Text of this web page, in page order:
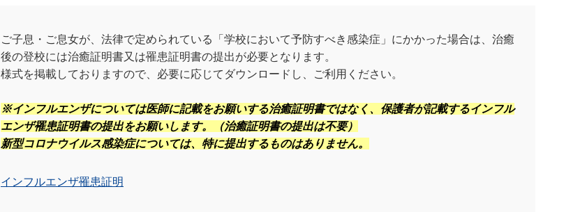
ご子息・ご息女が、法律で定められている「学校において予防すべき感染症」にかかった場合は、治癒
後の登校には治癒証明書又は罹患証明書の提出が必要となります。
様式を掲載しておりますので、必要に応じてダウンロードし、ご利用ください。
※インフルエンザについては医師に記載をお願いする治癒証明書ではなく、保護者が記載するインフル
エンザ罹患証明書の提出をお願いします。（治癒証明書の提出は不要）
新型コロナウイルス感染症については、特に提出するものはありません。
インフルエンザ罹患証明